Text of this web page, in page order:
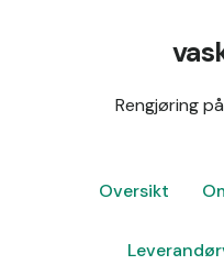
Rengjøring
Oversikt